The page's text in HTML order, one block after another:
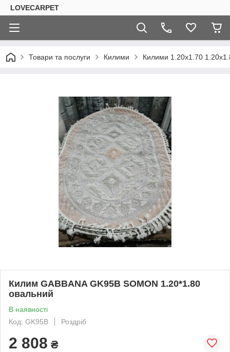
LOVECARPET
Товари та послуги Килими Килими 1.20х1.70
Килим GABBANA GK95B SOMON 1.20*1.80
овальний
В наявності
Код: GK95B
Роздріб
2 808 ₴